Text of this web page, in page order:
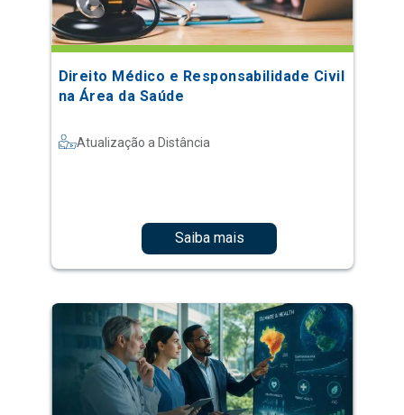
Direito Médico e Responsabilidade Civil
na Área da Saúde
Atualização a Distância
Saiba mais